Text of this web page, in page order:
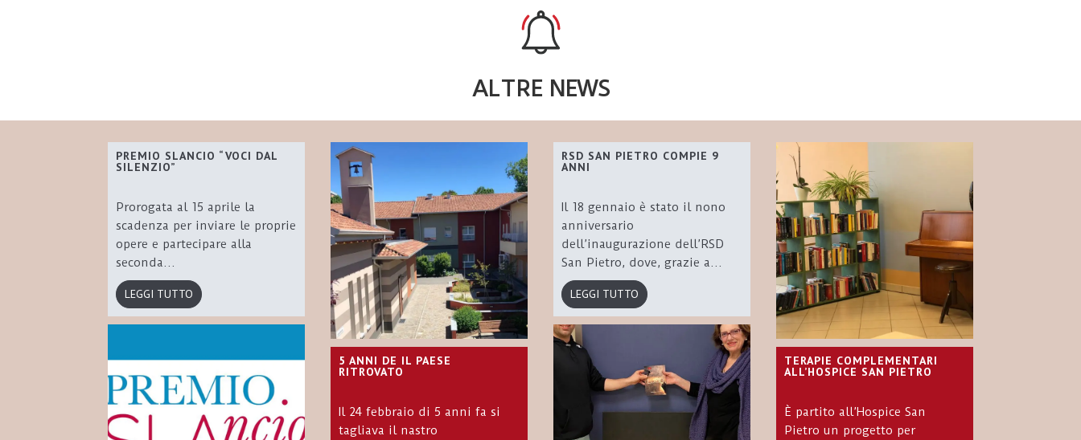
ALTRE NEWS
PREMIO SLANCIO “VOCI DAL
SILENZIO”
Prorogata al 15 aprile la
scadenza per inviare le proprie
opere e partecipare alla
seconda...
LEGGI TUTTO
5 ANNI DE IL PAESE
RITROVATO
Il 24 febbraio di 5 anni fa si
tagliava il nastro
RSD SAN PIETRO COMPIE 9
ANNI
Il 18 gennaio è stato il nono
anniversario
dell’inaugurazione dell’RSD
San Pietro, dove, grazie a...
LEGGI TUTTO
TERAPIE COMPLEMENTARI
ALL’HOSPICE SAN PIETRO
È partito all’Hospice San
Pietro un progetto per